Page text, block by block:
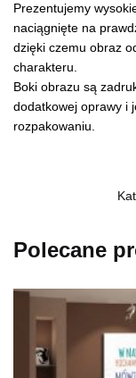
Prezentujemy
naciągnięte na
dzięki czemu obraz
charakteru.
Boki obrazu są
dodatkowej oprawy i
rozpakowaniu.
Polecane